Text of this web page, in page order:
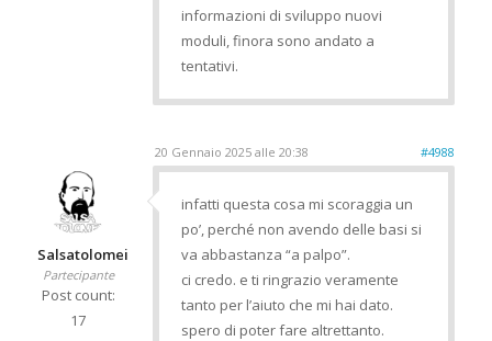
informazioni di sviluppo nuovi
moduli, finora sono andato a
tentativi.
20 Gennaio 2025 alle 20:38 #4988
Salsatolomei
Partecipante
Post count:
17
infatti questa cosa mi scoraggia un
po’, perché non avendo delle basi si
va abbastanza “a palpo”.
ci credo. e ti ringrazio veramente
tanto per l’aiuto che mi hai dato.
spero di poter fare altrettanto.